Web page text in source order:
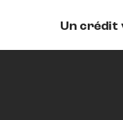
Un crédit